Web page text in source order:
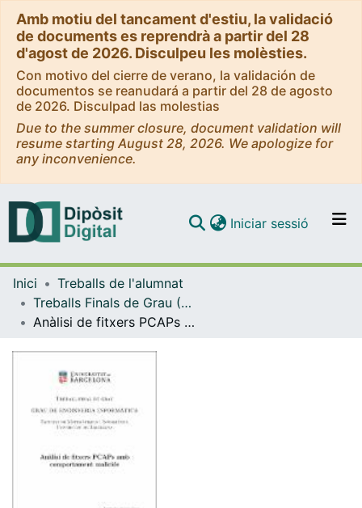
Amb motiu del tancament d'estiu, la validació
de documents es reprendrà a partir del 28
d'agost de 2026. Disculpeu les molèsties.
Con motivo del cierre de verano, la validación de
documentos se reanudará a partir del 28 de agosto
de 2026. Disculpad las molestias
Due to the summer closure, document validation will
resume starting August 28, 2026. We apologize for
any inconvenience.
Navega per tot el DD
Com publicar
Iniciar sessió (current)
Inici
Treballs de l'alumnat
Treballs Finals de Grau (TFG) - Enginyeria Informàtica
Anàlisi de fitxers PCAPs amb comportament maliciós